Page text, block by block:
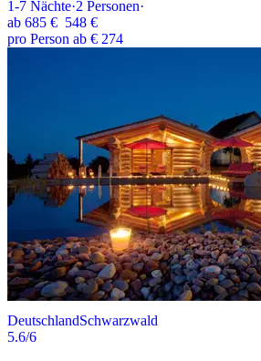
1-7 Nächte·2 Personen·
ab 685 € 548 €
pro Person ab € 274
DeutschlandSchwarzwald
5.6/6